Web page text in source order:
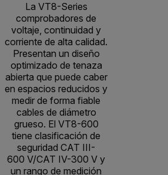
La VT8-Series
comprobadores de
voltaje, continuidad y
corriente de alta calidad.
Presentan un diseño
optimizado de tenaza
abierta que puede caber
en espacios reducidos y
medir de forma fiable
cables de diámetro
grueso. El VT8-600
tiene clasificación de
seguridad CAT III-
600 V/CAT IV-300 V y
un rango de medición